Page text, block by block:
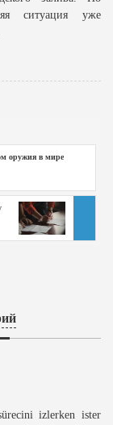
ситуация уже
оружия в мире
izlerken ister